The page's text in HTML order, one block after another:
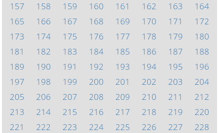
157
158 159 160 161 162 163
164
165
166 167 168 169 170 171
172
173
174 175 176 177 178 179
180
181
182 183 184 185 186 187
188
189
190 191 192 193 194 195
196
197
198 199 200 201 202 203
204
205
206 207 208 209 210 211
212
213
214 215 216 217 218 219
220
221
222 223 224 225 226 227
228